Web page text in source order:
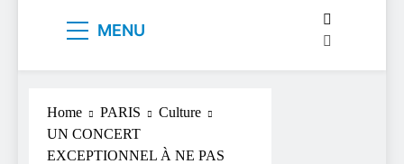
MENU
Home PARIS
Culture
UN CONCERT
EXCEPTIONNEL À NE PAS